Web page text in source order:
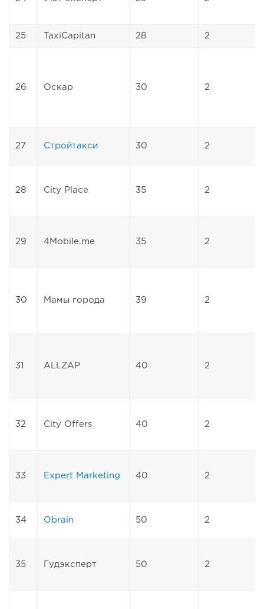
25 TaxiCapitan 28 2
26 Оскар 30 2
27 Стройтакси 30 2
28 City Place 35 2
29 4Mobile.me 35 2
30 Мамы города 39 2
31 ALLZAP 40 2
32 City Offers 40 2
33 Expert Marketing 40 2
34 Obrain 50 2
35 Гудэксперт 50 2